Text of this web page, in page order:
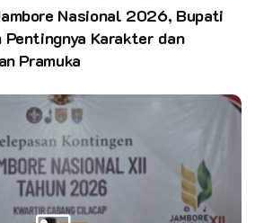
Paham Rupiah
Pramuka Cilacap Cinta
Nasional 2026, Bupati
Pentingnya Karakter dan
Pramuka